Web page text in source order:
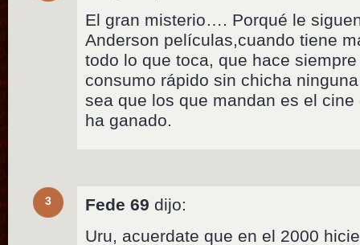
El gran misterio…. Porqué le
Anderson películas,cuando tiene
todo lo que toca, que hace
consumo rápido sin chicha
sea que los que mandan es el
ha ganado.
3 Fede 69 dijo:
Uru, acuerdate que en el 2000